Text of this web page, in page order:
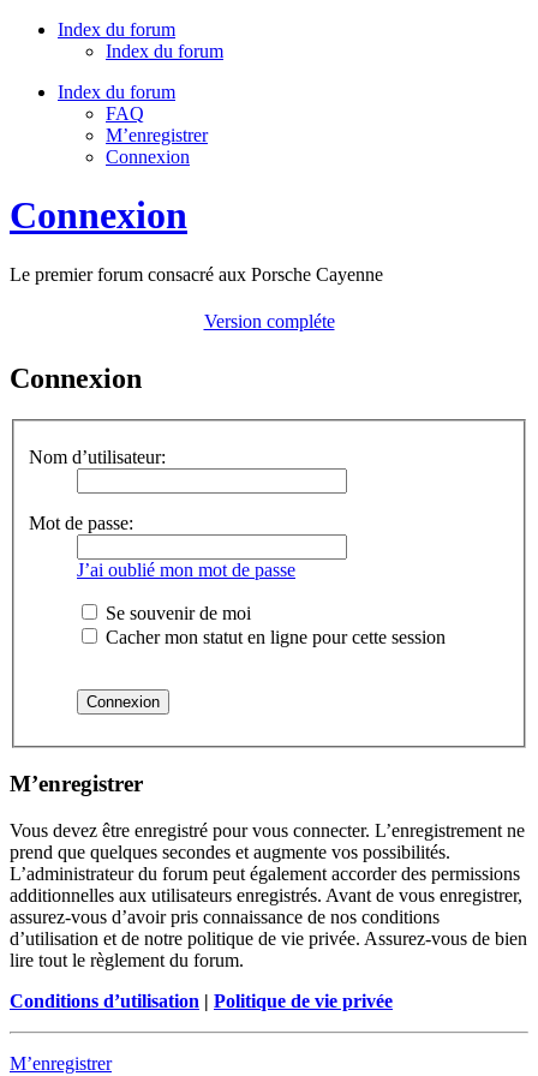
Index du forum
Index du forum
Index du forum
FAQ
M’enregistrer
Connexion
Connexion
Le premier forum consacré aux Porsche Cayenne
Version compléte
Connexion
Nom d’utilisateur:
Mot de passe:
J’ai oublié mon mot de passe
Se souvenir de moi
Cacher mon statut en ligne pour cette session
M’enregistrer
Vous devez être enregistré pour vous connecter. L’enregistrement ne
prend que quelques secondes et augmente vos possibilités.
L’administrateur du forum peut également accorder des permissions
additionnelles aux utilisateurs enregistrés. Avant de vous enregistrer,
assurez-vous d’avoir pris connaissance de nos conditions
d’utilisation et de notre politique de vie privée. Assurez-vous de bien
lire tout le règlement du forum.
Conditions d’utilisation | Politique de vie privée
M’enregistrer